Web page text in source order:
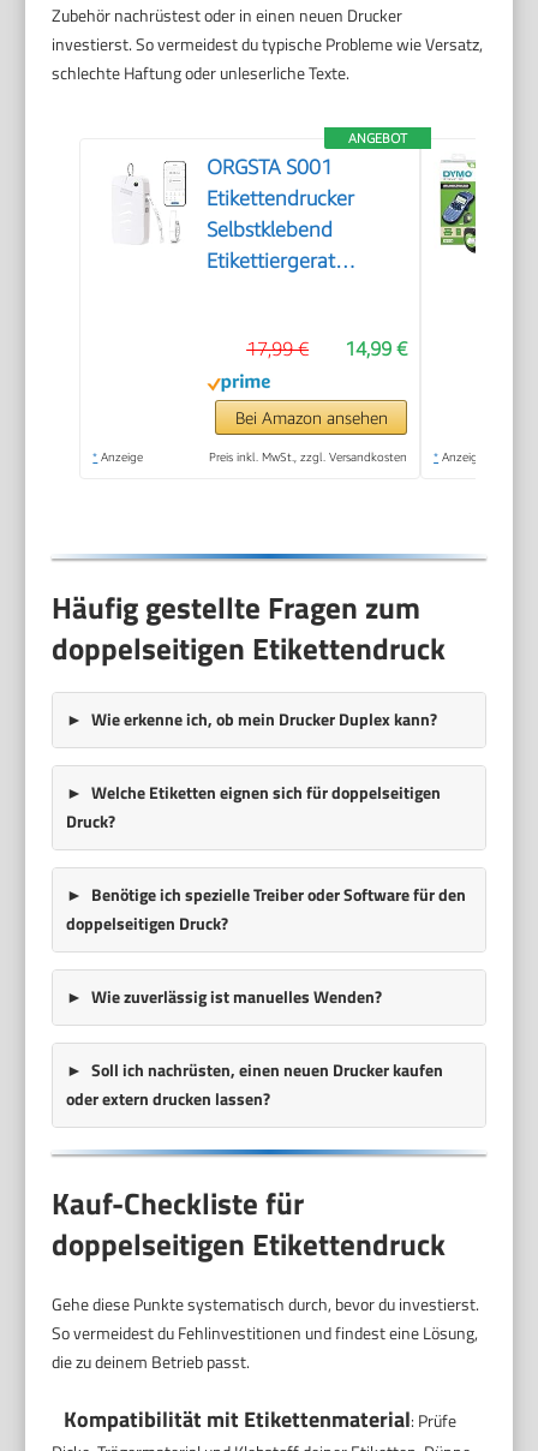
Zubehör nachrüstest oder in einen neuen Drucker
investierst. So vermeidest du typische Probleme wie Versatz,
schlechte Haftung oder unleserliche Texte.
ANGEBOT
ORGSTA S001
Etikettendrucker
Selbstklebend
Etikettiergerat
14,99 €
17,99 €
Bei Amazon ansehen
* Anzeige Preis inkl. MwSt., zzgl. Versandkosten * Anzeige
Häufig gestellte Fragen zum
doppelseitigen Etikettendruck
Wie erkenne ich, ob mein Drucker Duplex kann?
Welche Etiketten eignen sich für doppelseitigen
Druck?
Benötige ich spezielle Treiber oder Software für den
doppelseitigen Druck?
Wie zuverlässig ist manuelles Wenden?
Soll ich nachrüsten, einen neuen Drucker kaufen
oder extern drucken lassen?
Kauf-Checkliste für
doppelseitigen Etikettendruck
Gehe diese Punkte systematisch durch, bevor du investierst.
So vermeidest du Fehlinvestitionen und findest eine Lösung,
die zu deinem Betrieb passt.
Kompatibilität mit Etikettenmaterial: Prüfe